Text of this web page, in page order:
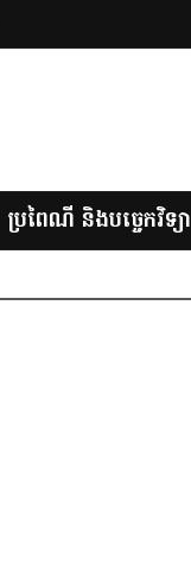
ប្រពៃណី និងបច្ចេកវិទ្យា